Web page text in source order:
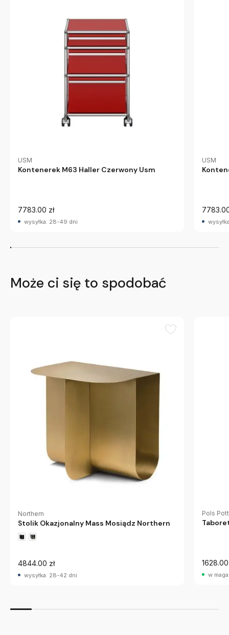
USM
Kontenerek M63 Haller Czerwony Usm
7783.00 zł
wysyłka: 28-49 dni
USM
Może ci się to spodobać
Northern
Stolik Okazjonalny Mass Mosiądz Northern
4844.00 zł
wysyłka: 28-42 dni
Pols
1628.00
w